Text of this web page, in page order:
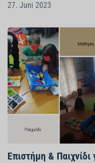
27. Juni 2023
Επιστήμη &